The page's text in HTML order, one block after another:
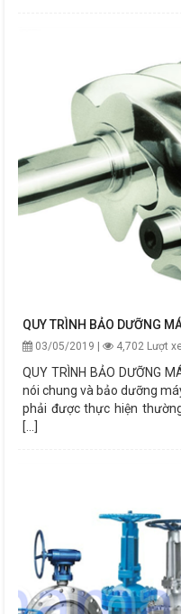
QUY TRÌNH BẢO DƯỠNG
03/05/2019 | 4,702 Lượt
QUY TRÌNH BẢO DƯỠNG
nói chung và bảo dưỡng
phải được thực hiện
[...]